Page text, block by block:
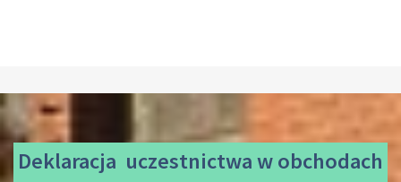
Deklaracja uczestnictwaw obchodach